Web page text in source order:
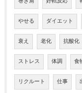
やせる ダイエット
衰え 老化 抗酸化
ストレス 体調 食
リクルート 仕事